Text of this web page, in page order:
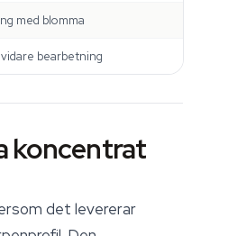
med blomma
bearbetning
koncentrat
det levererar